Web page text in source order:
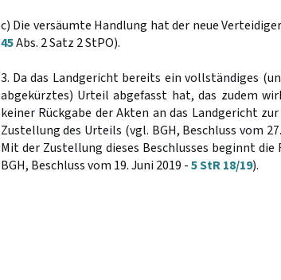
c) Die versäumte Handlung hat der neue
45Abs. 2 Satz 2 StPO).
3. Da das Landgericht bereits ein vollständiges
abgekürztes) Urteil abgefasst hat, das zudem
keiner Rückgabe der Akten an das Landgericht
Zustellung des Urteils (vgl. BGH, Beschluss vom
Mit der Zustellung dieses Beschlusses beginnt
BGH, Beschluss vom 19. Juni 2019 -5 StR 18/19).